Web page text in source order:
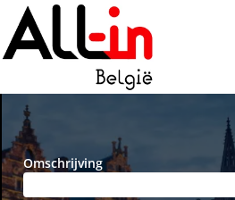
Omschrijving